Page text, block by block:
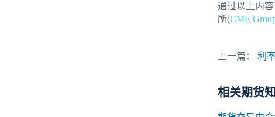
通过以上内
所(CME
上一篇： 利
相关期货